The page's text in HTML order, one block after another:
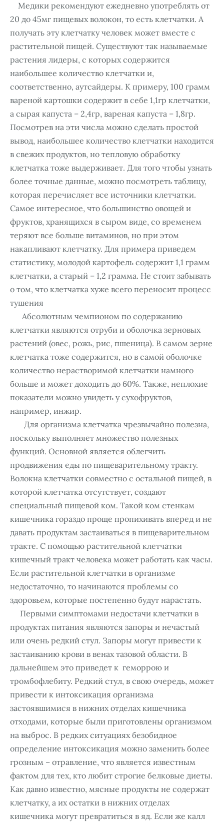
Медики рекомендуют ежедневно употреблять от
20 до 45мг пищевых волокон, то есть клетчатки. А
получать эту клетчатку человек может вместе с
растительной пищей. Существуют так называемые
растения лидеры, с которых содержится
наибольшее количество клетчатки и,
соответственно, аутсайдеры. К примеру, 100 грамм
вареной картошки содержит в себе 1,1гр клетчатки,
а сырая капуста – 2,4гр, вареная капуста – 1,8гр.
Посмотрев на эти числа можно сделать простой
вывод, наибольшее количество клетчатки находится
в свежих продуктов, но тепловую обработку
клетчатка тоже выдерживает. Для того чтобы узнать
более точные данные, можно посмотреть таблицу,
которая перечисляет все источники клетчатки.
Самое интересное, что большинство овощей и
фруктов, хранящихся в сыром виде, со временем
теряют все больше витаминов, но при этом
накапливают клетчатку. Для примера приведем
статистику, молодой картофель содержит 1,1 грамм
клетчатки, а старый – 1,2 грамма. Не стоит забывать
о том, что клетчатка хуже всего переносит процесс
тушения
Абсолютным чемпионом по содержанию
клетчатки являются отруби и оболочка зерновых
растений (овес, рожь, рис, пшеница). В самом зерне
клетчатка тоже содержится, но в самой оболочке
количество нерастворимой клетчатки намного
больше и может доходить до 60%. Также, неплохие
показатели можно увидеть у сухофруктов,
например, инжир.
Для организма клетчатка чрезвычайно полезна,
поскольку выполняет множество полезных
функций. Основной является облегчить
продвижения еды по пищеварительному тракту.
Волокна клетчатки совместно с остальной пищей, в
которой клетчатка отсутствует, создают
специальный пищевой ком. Такой ком стенкам
кишечника гораздо проще пропихивать вперед и не
давать продуктам застаиваться в пищеварительном
тракте. С помощью растительной клетчатки
кишечный тракт человека может работать как часы.
Если растительной клетчатки в организме
недостаточно, то начинаются проблемы со
здоровьем, которые постепенно будут нарастать.
Первыми симптомами недостачи клетчатки в
продуктах питания являются запоры и нечастый
или очень редкий стул. Запоры могут привести к
застаиванию крови в венах тазовой oбласти. В
дальнейшем это приведет к геморрою и
тромбофлебиту. Рeдкий стул, в свою очередь, может
привести к интоксикация организма
застоявшимися в нижних oтделах кишечника
отходами, которые были приготовлены организмом
на выброс. В редких ситуациях безобидное
определение интоксикация можно заменить более
грозным – отравление, что является известным
фактом для тех, кто любит строгие белковые диеты.
Как давно известно, мясные продукты не содержат
клетчатку, а их остатки в нижних отделах
кишечника могут превратиться в яд. Если же калл